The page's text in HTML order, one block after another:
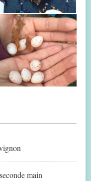
main